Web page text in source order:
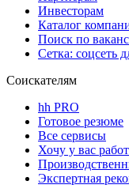
Инвесторам
Каталог
Поиск по
Сетка: соцсеть
Соискателям
hh PRO
Готовое резюме
Все сервисы
Хочу у вас
Экспертная